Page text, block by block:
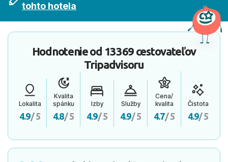
tohto hotela
Hodnotenie od 13369 cestovateľov
Tripadvisoru
Lokalita
4.9/ 5
Kvalita
spánku
4.8/ 5
Izby
4.9/ 5
Služby
4.9/ 5
Cena/
kvalita
4.7/ 5
Čistota
4.9/ 5